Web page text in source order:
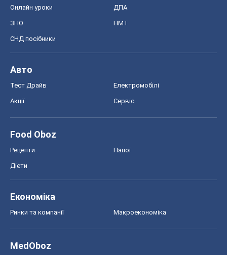
Онлайн уроки ДПА
ЗНО НМТ
СНД посібники
Авто
Тест Драйв Електромобілі
Акції Сервіс
Food Oboz
Рецепти Напої
Дієти
Економіка
Ринки та компанії Макроекономіка
MedOboz